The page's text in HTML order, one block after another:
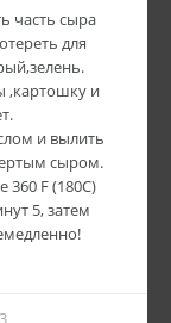
часть сыра
для
,картошку и
и вылить
сыром.
360 F (180С)
5, затем